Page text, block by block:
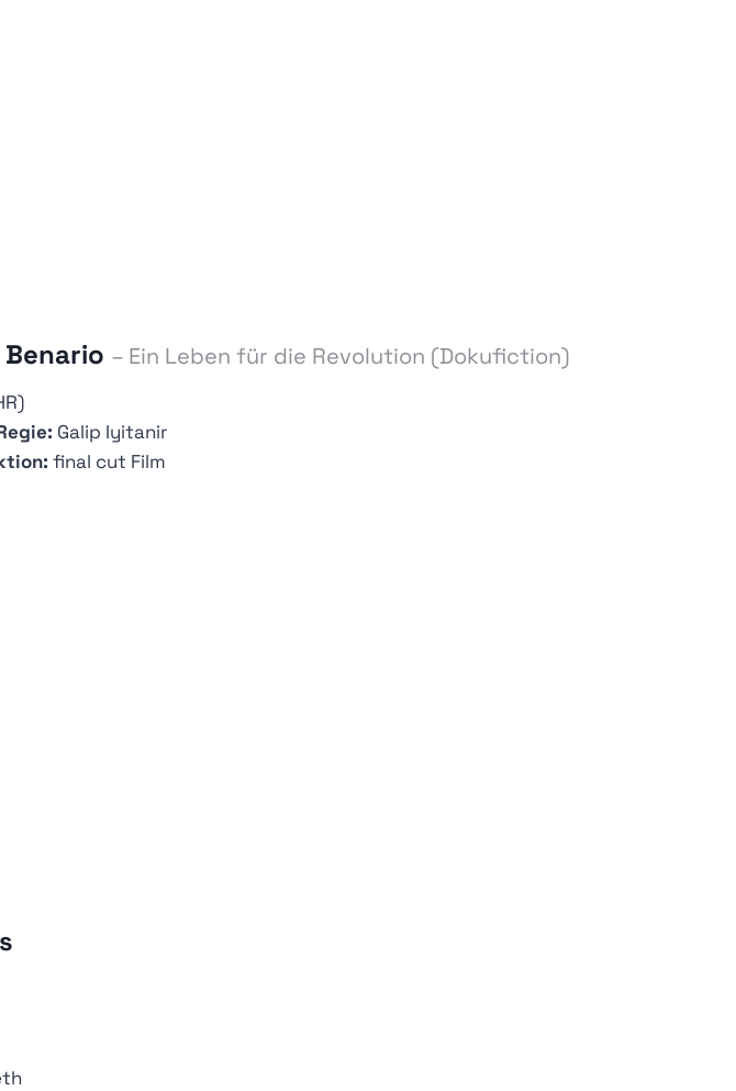
Benario – Ein Leben für die Revolution (Dokufiction)
Galip Iyitanir
final cut Film